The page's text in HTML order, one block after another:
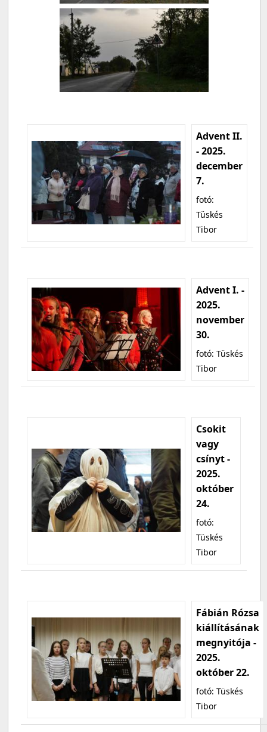
Advent II.
- 2025.
december
7.
fotó:
Tüskés
Tibor
Advent I. -
2025.
november
30.
fotó: Tüskés
Tibor
Csokit
vagy
csínyt -
2025.
október
24.
fotó:
Tüskés
Tibor
Fábián Rózsa
kiállításának
megnyitója -
2025.
október 22.
fotó: Tüskés
Tibor